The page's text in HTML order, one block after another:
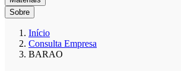
Sobre
Início
Consulta Empresa
BARAO